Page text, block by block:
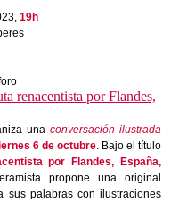
19h
renacentista por Flandes,
unaconversación ilustrada
6 de octubre. Bajo el título
por Flandes, España,
propone una original
sus palabras con ilustraciones